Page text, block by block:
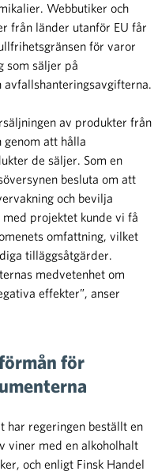
Webbutiker och
från länder utanför EU får
för varor
som säljer på
av produkter från
att hålla
de säljer. Som en
besluta om att
och bevilja
projektet kunde vi få
omfattning, vilket
tilläggsåtgärder.
medvetenhet om
effekter”, anser
för
har regeringen beställt en
viner med en alkoholhalt
och enligt Finsk Handel